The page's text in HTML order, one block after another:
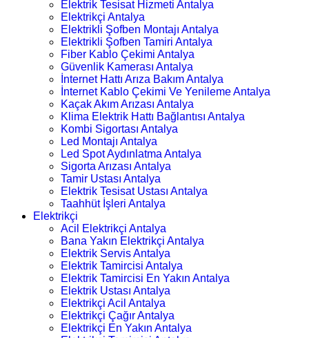
Elektrik Tesisat Hizmeti Antalya
Elektrikçi Antalya
Elektrikli Şofben Montajı Antalya
Elektrikli Şofben Tamiri Antalya
Fiber Kablo Çekimi Antalya
Güvenlik Kamerası Antalya
İnternet Hattı Arıza Bakım Antalya
İnternet Kablo Çekimi Ve Yenileme Antalya
Kaçak Akım Arızası Antalya
Klima Elektrik Hattı Bağlantısı Antalya
Kombi Sigortası Antalya
Led Montajı Antalya
Led Spot Aydınlatma Antalya
Sigorta Arızası Antalya
Tamir Ustası Antalya
Elektrik Tesisat Ustası Antalya
Taahhüt İşleri Antalya
Elektrikçi
Acil Elektrikçi Antalya
Bana Yakın Elektrikçi Antalya
Elektrik Servis Antalya
Elektrik Tamircisi Antalya
Elektrik Tamircisi En Yakın Antalya
Elektrik Ustası Antalya
Elektrikçi Acil Antalya
Elektrikçi Çağır Antalya
Elektrikçi En Yakın Antalya